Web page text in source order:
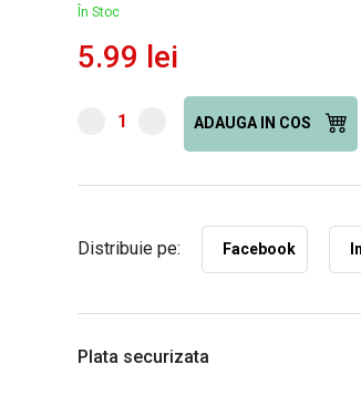
În Stoc
5.99 lei
ADAUGA IN COS
Distribuie pe: Facebook
Plata securizata